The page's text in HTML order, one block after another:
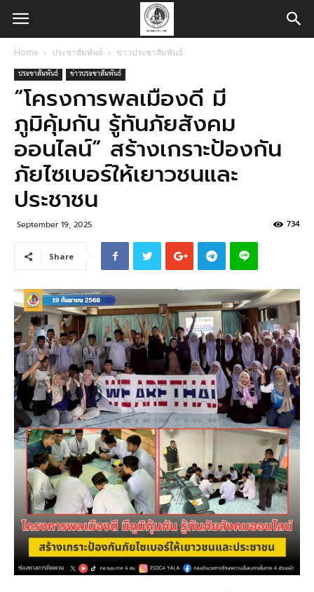
Home ประชาสัมพันธ์ ข่าวประชาสัมพันธ์
ประชาสัมพันธ์ ข่าวประชาสัมพันธ์
“โครงการพลเมืองดี มี
ภูมิคุ้มกัน รู้ทันภัยสังคม
ออนไลน์” สร้างเกราะป้องกัน
ภัยไซเบอร์ให้เยาวชนและ
ประชาชน
September 19, 2025 734
Share